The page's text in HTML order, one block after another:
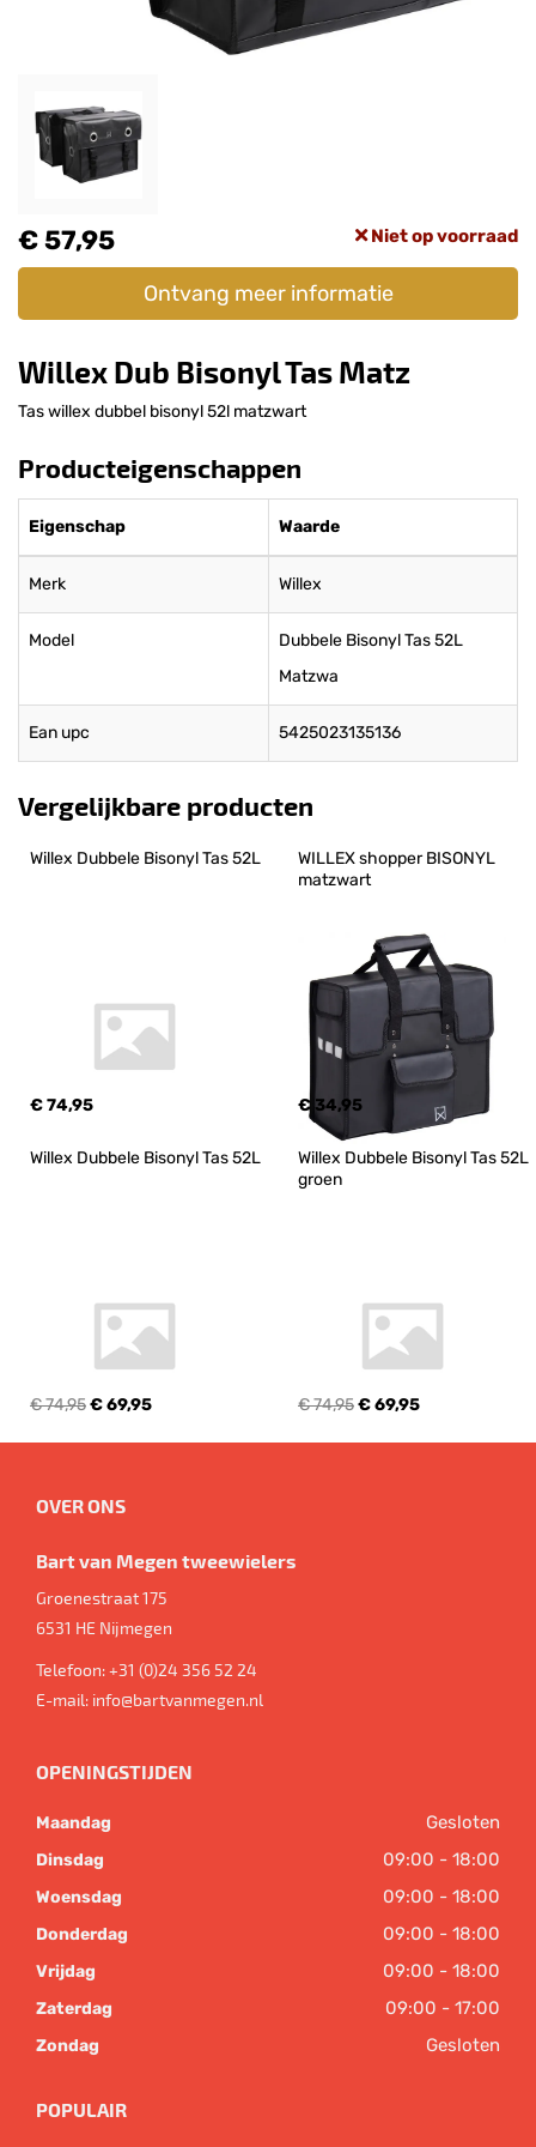
€ 57,95 Niet op voorraad
Ontvang meer informatie
Willex Dub Bisonyl Tas Matz
Tas willex dubbel bisonyl 52l matzwart
Producteigenschappen
Eigenschap Waarde
Merk Willex
Model
Dubbele Bisonyl Tas 52L
Matzwa
Ean upc 5425023135136
Vergelijkbare producten
Willex Dubbele Bisonyl Tas 52L
€ 74,95
WILLEX shopper BISONYL
matzwart
€ 34,95
Willex Dubbele Bisonyl Tas 52L
€ 74,95€ 69,95
Willex Dubbele Bisonyl Tas 52L
groen
€ 74,95€ 69,95
OVER ONS
Bart van Megen tweewielers
Groenestraat 175
6531 HE Nijmegen
Telefoon:+31 (0)24 356 52 24
E-mail: info@bartvanmegen.nl
OPENINGSTIJDEN
Maandag Gesloten
Dinsdag 09:00 - 18:00
Woensdag 09:00 - 18:00
Donderdag 09:00 - 18:00
Vrijdag 09:00 - 18:00
Zaterdag 09:00 - 17:00
Zondag Gesloten
POPULAIR